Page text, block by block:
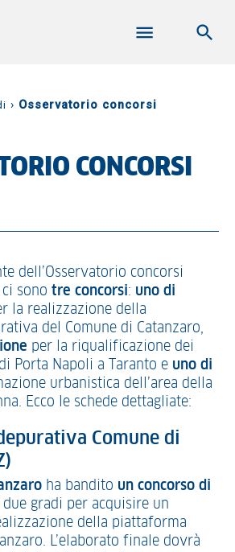
› Osservatorio concorsi
CONCORSI
dell’Osservatorio concorsi
sono tre concorsi: uno di
la realizzazione della
del Comune di Catanzaro,
per la riqualificazione dei
Porta Napoli a Taranto e uno di
urbanistica dell’area della
Ecco le schede dettagliate:
Comune di
ha bandito un concorso di
due gradi per acquisire un
della piattaforma
L’elaborato finale dovrà